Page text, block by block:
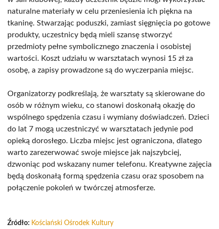
naturalne materiały w celu przeniesienia ich piękna na
tkaninę. Stwarzając poduszki, zamiast sięgnięcia po gotowe
produkty, uczestnicy będą mieli szansę stworzyć
przedmioty pełne symbolicznego znaczenia i osobistej
wartości. Koszt udziału w warsztatach wynosi 15 zł za
osobę, a zapisy prowadzone są do wyczerpania miejsc.
Organizatorzy podkreślają, że warsztaty są skierowane do
osób w różnym wieku, co stanowi doskonałą okazję do
wspólnego spędzenia czasu i wymiany doświadczeń. Dzieci
do lat 7 mogą uczestniczyć w warsztatach jedynie pod
opieką dorosłego. Liczba miejsc jest ograniczona, dlatego
warto zarezerwować swoje miejsce jak najszybciej,
dzwoniąc pod wskazany numer telefonu. Kreatywne zajęcia
będą doskonałą formą spędzenia czasu oraz sposobem na
połączenie pokoleń w twórczej atmosferze.
Źródło: Kościański Ośrodek Kultury